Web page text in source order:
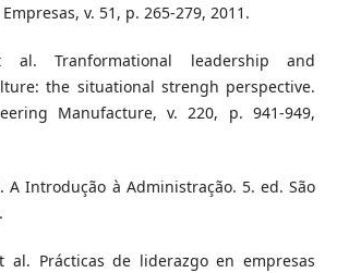
v. 51, p. 265-279, 2011.
al. Tranformational leadership and
the situational strengh perspective.
Manufacture, v. 220, p. 941-949,
A Introdução à Administração. 5. ed. São
al. Prácticas de liderazgo en empresas